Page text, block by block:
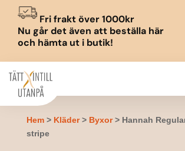
Fri frakt över 1000kr
Nu går det även att beställa här
och hämta ut i butik!
Hem> Kläder> Byxor> Hannah
stripe